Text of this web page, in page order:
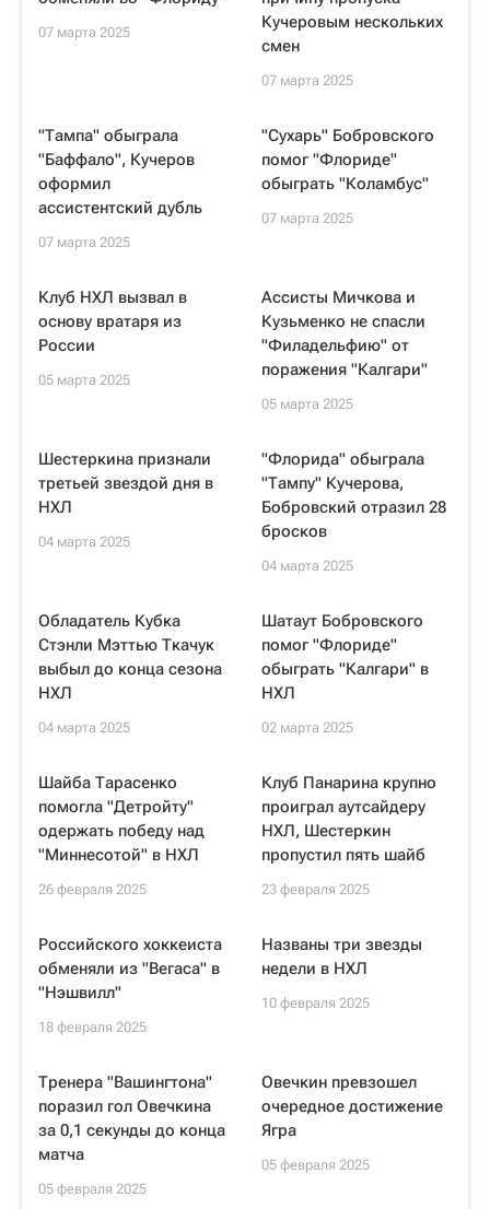
07 марта 2025
Кучеровым нескольких
смен
07 марта 2025
"Тампа" обыграла
"Баффало", Кучеров
оформил
ассистентский дубль
07 марта 2025
"Сухарь" Бобровского
помог "Флориде"
обыграть "Коламбус"
07 марта 2025
Клуб НХЛ вызвал в
основу вратаря из
России
05 марта 2025
Ассисты Мичкова и
Кузьменко не спасли
"Филадельфию" от
поражения "Калгари"
05 марта 2025
Шестеркина признали
третьей звездой дня в
НХЛ
04 марта 2025
"Флорида" обыграла
"Тампу" Кучерова,
Бобровский отразил 28
бросков
04 марта 2025
Обладатель Кубка
Стэнли Мэттью Ткачук
выбыл до конца сезона
НХЛ
04 марта 2025
Шатаут Бобровского
помог "Флориде"
обыграть "Калгари" в
НХЛ
02 марта 2025
Шайба Тарасенко
помогла "Детройту"
одержать победу над
"Миннесотой" в НХЛ
26 февраля 2025
Клуб Панарина крупно
проиграл аутсайдеру
НХЛ, Шестеркин
пропустил пять шайб
23 февраля 2025
Российского хоккеиста
обменяли из "Вегаса" в
"Нэшвилл"
18 февраля 2025
Названы три звезды
недели в НХЛ
10 февраля 2025
Тренера "Вашингтона"
поразил гол Овечкина
за 0,1 секунды до конца
матча
05 февраля 2025
Овечкин превзошел
очередное достижение
Ягра
05 февраля 2025